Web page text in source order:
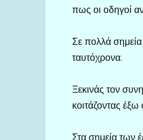
πως οι οδηγοί
Σε πολλά σημεία
ταυτόχρονα.
Ξεκινάς τον
κοιτάζοντας
Στα σημεία των